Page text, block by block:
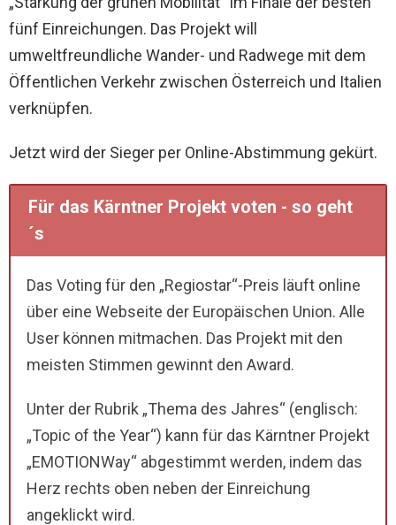
fünf Einreichungen. Das Projekt will
umweltfreundliche Wander- und Radwege mit dem
Öffentlichen Verkehr zwischen Österreich und Italien
verknüpfen.
Jetzt wird der Sieger per Online-Abstimmung gekürt.
Für das Kärntner Projekt voten - so geht
´s
Das Voting für den „Regiostar“-Preis läuft online
über eine Webseite der Europäischen Union. Alle
User können mitmachen. Das Projekt mit den
meisten Stimmen gewinnt den Award.
Unter der Rubrik „Thema des Jahres“ (englisch:
„Topic of the Year“) kann für das Kärntner Projekt
„EMOTIONWay“ abgestimmt werden, indem das
Herz rechts oben neben der Einreichung
angeklickt wird.